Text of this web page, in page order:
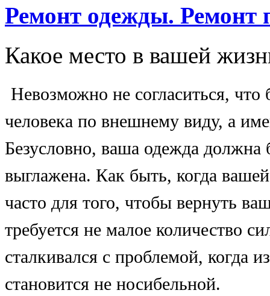
Ремонт одежды. Ремонт
Какое место в вашей
Невозможно не согласиться,
человека по внешнему виду, а
Безусловно, ваша одежда должна
выглажена. Как быть, когда
часто для того, чтобы вернуть
требуется не малое количество
сталкивался с проблемой, когда
становится не носибельной.